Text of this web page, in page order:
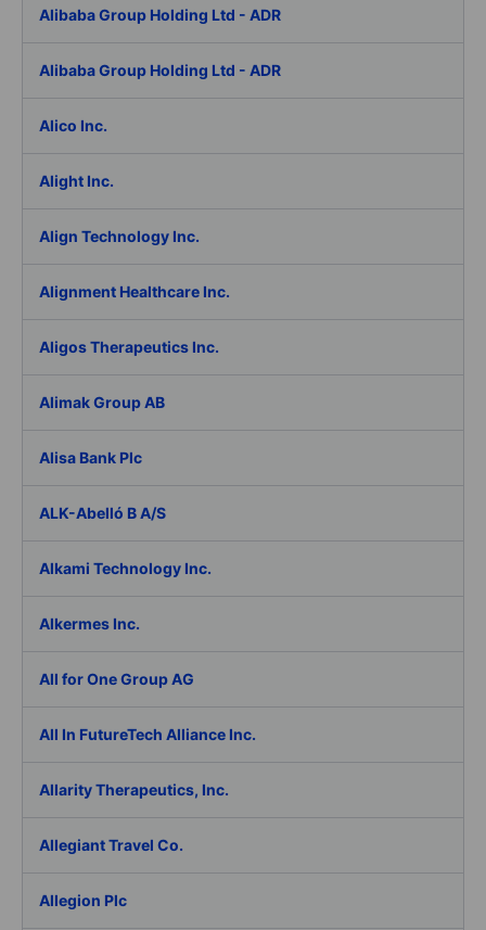
Alibaba Group Holding Ltd - ADR
Alibaba Group Holding Ltd - ADR
Alico Inc.
Alight Inc.
Align Technology Inc.
Alignment Healthcare Inc.
Aligos Therapeutics Inc.
Alimak Group AB
Alisa Bank Plc
ALK-Abelló B A/S
Alkami Technology Inc.
Alkermes Inc.
All for One Group AG
All In FutureTech Alliance Inc.
Allarity Therapeutics, Inc.
Allegiant Travel Co.
Allegion Plc